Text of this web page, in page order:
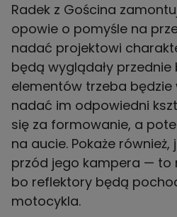
Radek z Gościna
opowie o pomyśle na
nadać projektowi
będą wyglądały przednie
elementów trzeba będzie
nadać im odpowiedni
się za formowanie, a
na aucie. Pokaże
przód jego kampera — to
bo reflektory będą
motocykla.